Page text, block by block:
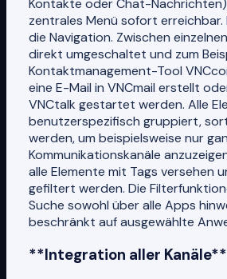
zentrales Menü sofort
die Navigation. Zwischen
direkt umgeschaltet und zum
Kontaktmanagement-Tool
eine E-Mail in VNCmail erstellt
VNCtalk gestartet werden. Alle
benutzerspezifisch gruppiert,
werden, um beispielsweise nur
Kommunikationskanäle
alle Elemente mit Tags versehen
gefiltert werden. Die
Suche sowohl über alle Apps
beschränkt auf ausgewählte
**Integration aller Kanäle**